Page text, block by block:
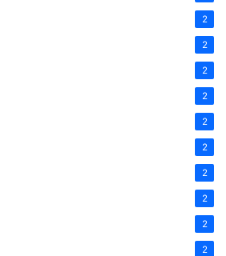
2
2
2
2
2
2
2
2
2
2